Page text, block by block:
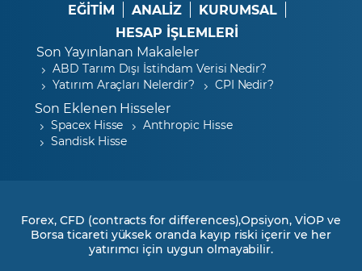
EĞİTİM
ANALİZ
KURUMSAL
HESAP İŞLEMLERİ
Son Yayınlanan Makaleler
ABD Tarım Dışı İstihdam Verisi Nedir?
Yatırım Araçları Nelerdir?
CPI Nedir?
Son Eklenen Hisseler
Spacex Hisse
Anthropic Hisse
Sandisk Hisse
Forex, CFD (contracts for differences),Opsiyon, VİOP ve
Borsa ticareti yüksek oranda kayıp riski içerir ve her
yatırımcı için uygun olmayabilir.